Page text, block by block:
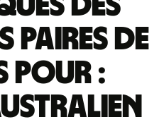
paires de
pour :